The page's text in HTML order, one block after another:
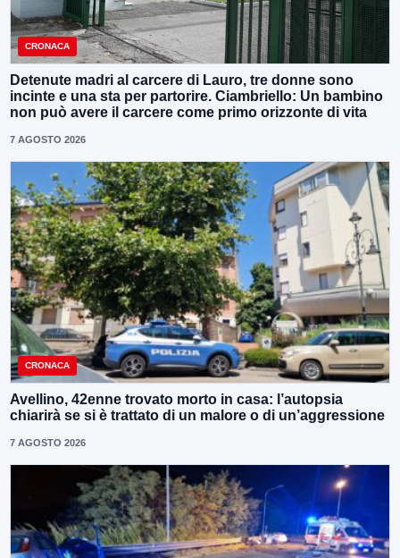
CRONACA
Detenute madri al carcere di Lauro, tre donne sono
incinte e una sta per partorire. Ciambriello: Un bambino
non può avere il carcere come primo orizzonte di vita
7 AGOSTO 2026
CRONACA
Avellino, 42enne trovato morto in casa: l’autopsia
chiarirà se si è trattato di un malore o di un’aggressione
7 AGOSTO 2026